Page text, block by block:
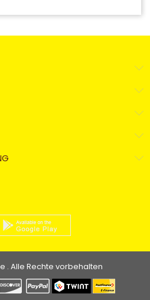
. Alle Rechte vorbehalten